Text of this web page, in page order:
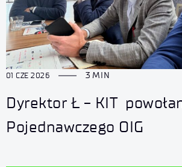
01 CZE 2026 3 MIN
Dyrektor Ł - KIT powołany do Sądu
Pojednawczego OIG